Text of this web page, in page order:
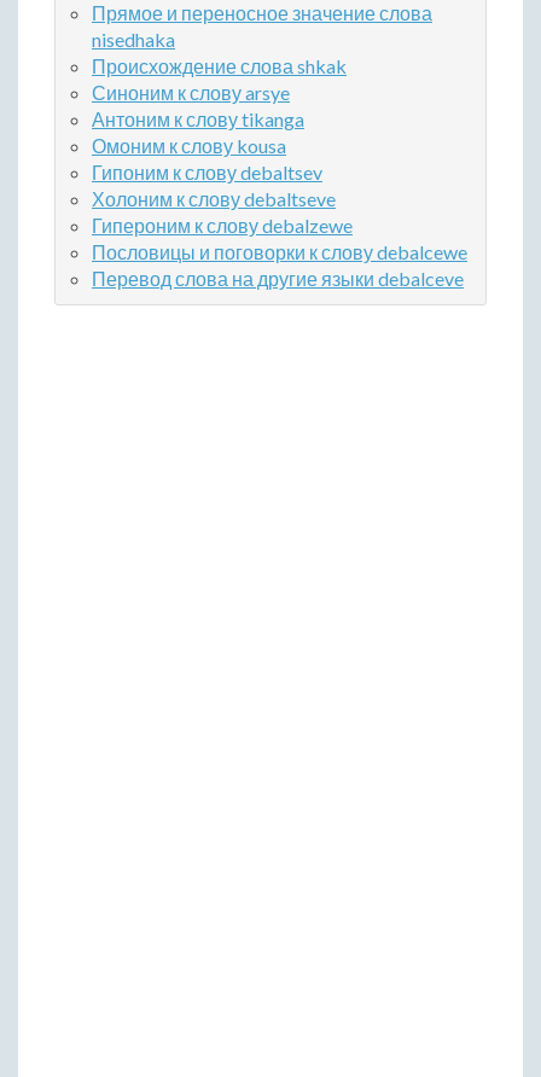
Прямое и переносное значение слова
nisedhaka
Происхождение слова shkak
Синоним к слову arsye
Антоним к слову tikanga
Омоним к слову kousa
Гипоним к слову debaltsev
Холоним к слову debaltseve
Гипероним к слову debalzewe
Пословицы и поговорки к слову debalcewe
Перевод слова на другие языки debalceve